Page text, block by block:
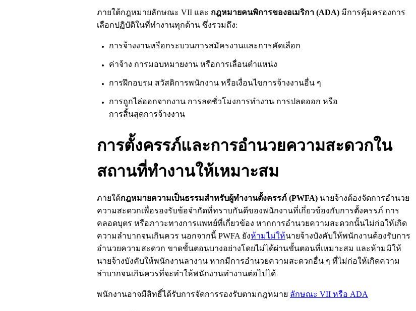
ภายใต้กฎหมายลักษณะ VII และ กฎหมายคนพิการของอเมริกา (ADA) มีการคุ้มครองการ
เลือกปฏิบัติในที่ทำงานทุกด้าน ซึ่งรวมถึง:
การจ้างงานหรือกระบวนการสมัครงานและการคัดเลือก
ค่าจ้าง การมอบหมายงาน หรือการเลื่อนตำแหน่ง
การฝึกอบรม สวัสดิการพนักงาน หรือเงื่อนไขการจ้างงานอื่น ๆ
การถูกไล่ออกจากงาน การลดชั่วโมงการทำงาน การปลดออก หรือ
การสิ้นสุดการจ้างงาน
การตั้งครรภ์และการอำนวยความสะดวกใน
สถานที่ทำงานให้เหมาะสม
ภายใต้กฎหมายความเป็นธรรมสำหรับผู้ทำงานตั้งครรภ์ (PWFA) นายจ้างต้องจัดการอำนวย
ความสะดวกเพื่อรองรับข้อจำกัดที่ทราบกันดีของพนักงานที่เกี่ยวข้องกับการตั้งครรภ์ การ
คลอดบุตร หรือภาวะทางการแพทย์ที่เกี่ยวข้อง หากการอำนวยความสะดวกนั้นไม่ก่อให้เกิด
ความลำบากจนเกินควร นอกจากนี้ PWFA ยังห้ามไม่ให้นายจ้างบังคับให้พนักงานต้องรับการ
อำนวยความสะดวก ขาดขั้นตอนบางอย่างโดยไม่ได้ผ่านขั้นตอนที่เหมาะสม และห้ามมิให้
นายจ้างบังคับให้พนักงานลางาน หากมีการอำนวยความสะดวกอื่น ๆ ที่ไม่ก่อให้เกิดความ
ลำบากจนเกินควรที่จะทำให้พนักงานทำงานต่อไปได้
พนักงานอาจมีสิทธิ์ได้รับการจัดการรองรับตามกฎหมาย ลักษณะ VII หรือ ADA